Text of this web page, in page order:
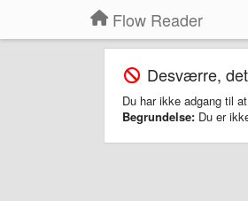
Flow Reader
Desværre,
Du har ikke adgang til
Begrundelse: Du er